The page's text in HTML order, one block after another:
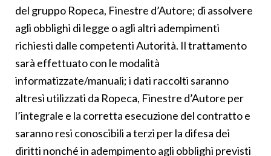
del gruppo Ropeca, Finestre d’Autore; di assolvere
agli obblighi di legge o agli altri adempimenti
richiesti dalle competenti Autorità. Il trattamento
sarà effettuato con le modalità
informatizzate/manuali; i dati raccolti saranno
altresì utilizzati da Ropeca, Finestre d’Autore per
l’integrale e la corretta esecuzione del contratto e
saranno resi conoscibili a terzi per la difesa dei
diritti nonché in adempimento agli obblighi previsti